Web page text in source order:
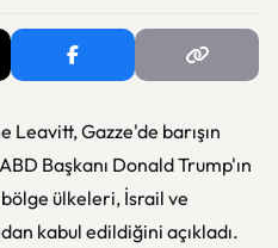
Leavitt, Gazze'de barışın
Başkanı Donald Trump'ın
ülkeleri, İsrail ve
kabul edildiğini açıkladı.